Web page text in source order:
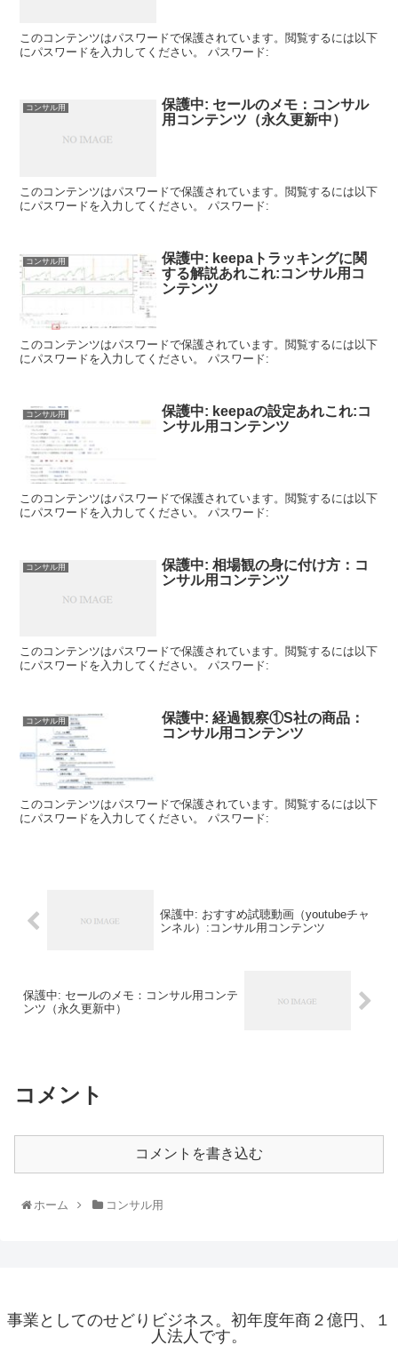
このコンテンツはパスワードで保護されています。閲覧するには以下
にパスワードを入力してください。 パスワード:
コンサル用
保護中: セールのメモ：コンサル
用コンテンツ（永久更新中）
このコンテンツはパスワードで保護されています。閲覧するには以下
にパスワードを入力してください。 パスワード:
コンサル用
保護中: keepaトラッキングに関
する解説あれこれ:コンサル用コ
ンテンツ
このコンテンツはパスワードで保護されています。閲覧するには以下
にパスワードを入力してください。 パスワード:
コンサル用
保護中: keepaの設定あれこれ:コ
ンサル用コンテンツ
このコンテンツはパスワードで保護されています。閲覧するには以下
にパスワードを入力してください。 パスワード:
コンサル用
保護中: 相場観の身に付け方：コ
ンサル用コンテンツ
このコンテンツはパスワードで保護されています。閲覧するには以下
にパスワードを入力してください。 パスワード:
コンサル用
保護中: 経過観察①S社の商品：
コンサル用コンテンツ
このコンテンツはパスワードで保護されています。閲覧するには以下
にパスワードを入力してください。 パスワード:
保護中: おすすめ試聴動画（youtubeチャ
ンネル）:コンサル用コンテンツ
保護中: セールのメモ：コンサル用コンテ
ンツ（永久更新中）
コメント
コメントを書き込む
ホーム コンサル用
事業としてのせどりビジネス。初年度年商２億円、１
人法人です。